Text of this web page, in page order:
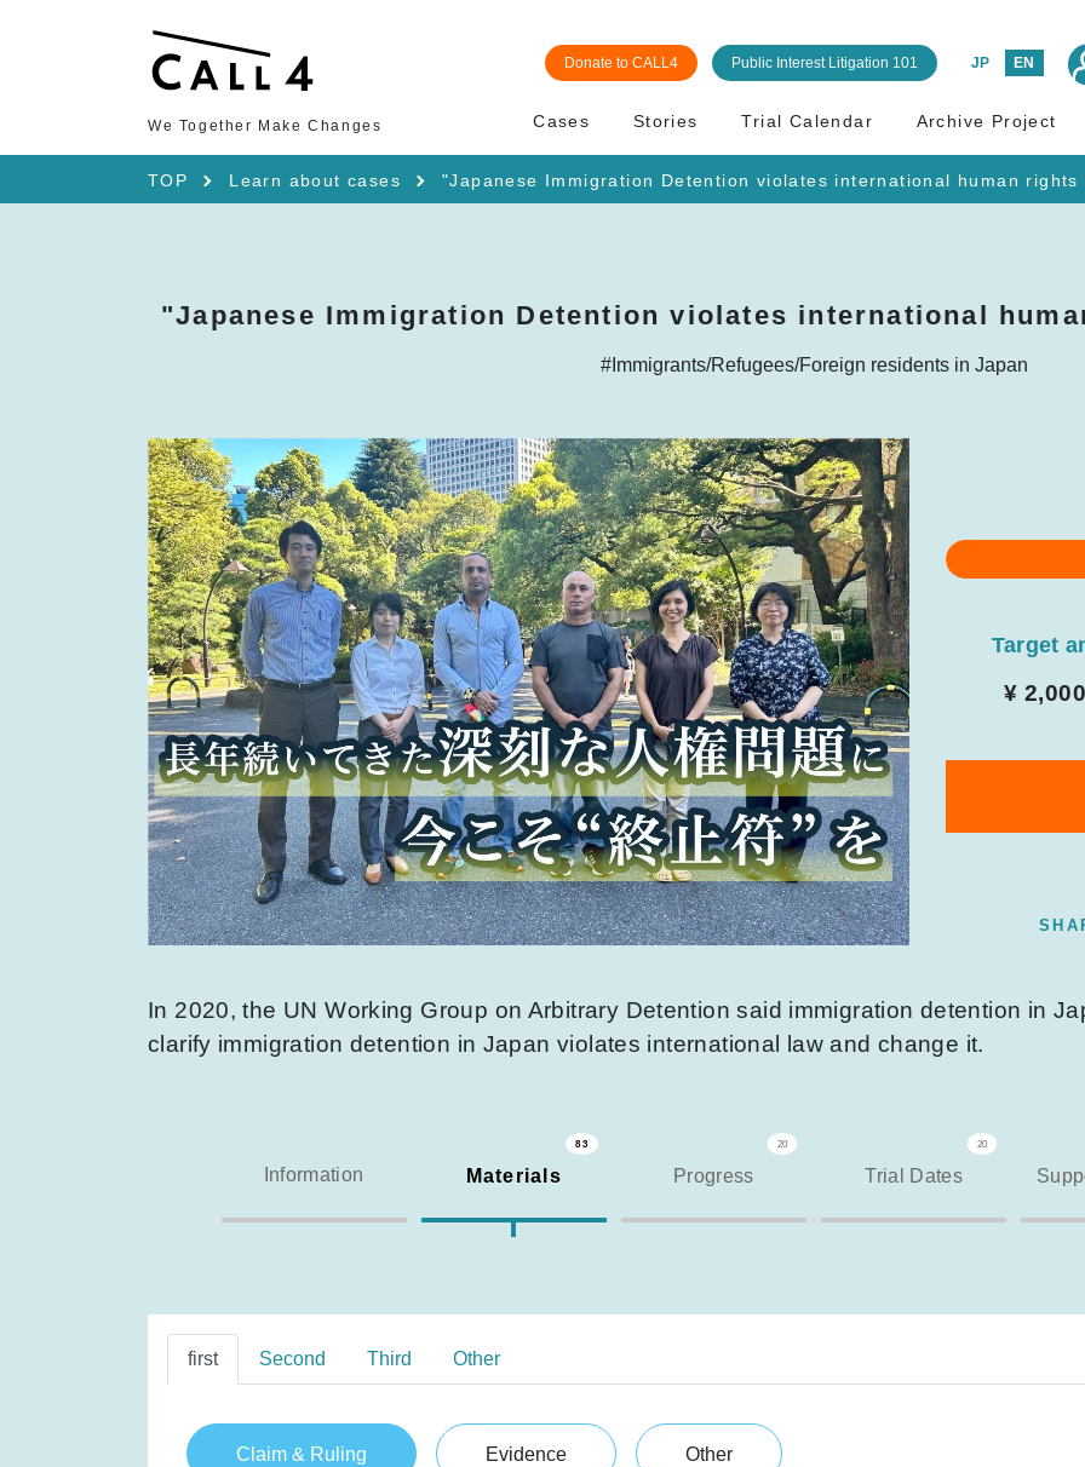
Donate to CALL4 Public Interest Litigation 101 JP EN
We Together Make Changes Cases Stories Trial Calendar Archive Project
TOP Learn about cases "Japanese Immigration Detention violates international human rights
"Japanese Immigration Detention violates international
#Immigrants/Refugees/Foreign residents in Japan
Target
¥
In 2020, the UN Working Group on Arbitrary Detention said immigration detention in
clarify immigration detention in Japan violates international law and change it.
Information
83
Materials
20
Progress
20
Trial Dates
first Second Third Other
Claim & Ruling Evidence Other